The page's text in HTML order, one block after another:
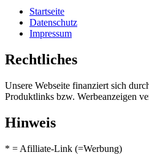
Startseite
Datenschutz
Impressum
Rechtliches
Unsere Webseite finanziert sich
Produktlinks bzw. Werbeanzeigen
Hinweis
* = Afilliate-Link (=Werbung)